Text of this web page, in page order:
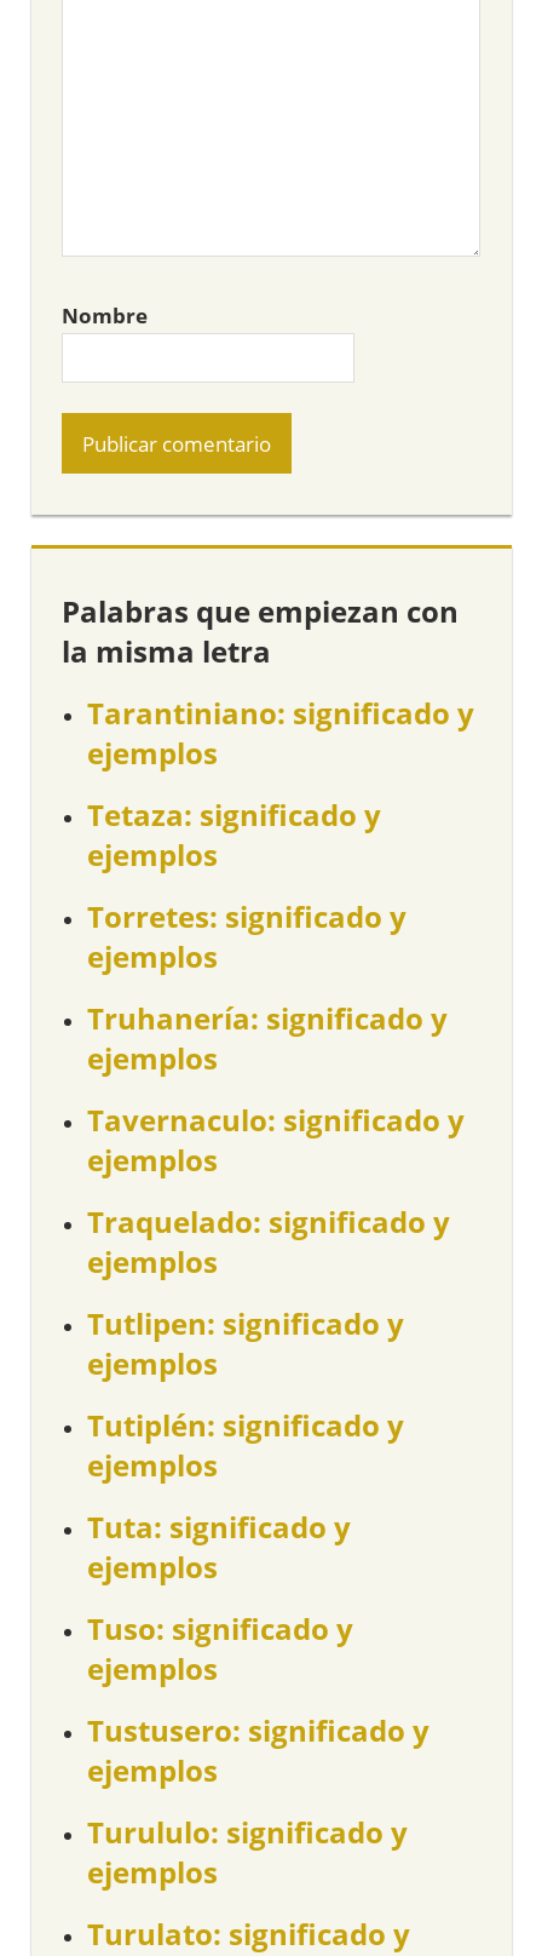
Nombre
Palabras que empiezan con
la misma letra
Tarantiniano: significado y
ejemplos
Tetaza: significado y
ejemplos
Torretes: significado y
ejemplos
Truhanería: significado y
ejemplos
Tavernaculo: significado y
ejemplos
Traquelado: significado y
ejemplos
Tutlipen: significado y
ejemplos
Tutiplén: significado y
ejemplos
Tuta: significado y
ejemplos
Tuso: significado y
ejemplos
Tustusero: significado y
ejemplos
Turululo: significado y
ejemplos
Turulato: significado y